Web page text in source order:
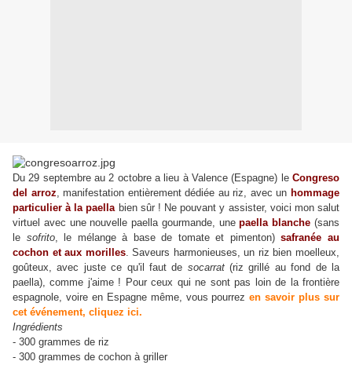
Du 29 septembre au 2 octobre a lieu à Valence (Espagne) le Congreso
del arroz, manifestation entièrement dédiée au riz, avec un hommage
particulier à la paellabien sûr ! Ne pouvant y assister, voici mon salut
virtuel avec une nouvelle paella gourmande, unepaella blanche (sans
le sofrito, le mélange à base de tomate et pimenton)safranée au
cochon et aux morilles. Saveurs harmonieuses, un riz bien moelleux,
goûteux, avec juste ce qu'il faut de socarrat(riz grillé au fond de la
paella), comme j'aime ! Pour ceux qui ne sont pas loin de la frontière
espagnole, voire en Espagne même, vous pourrezen savoir plus sur
cet événement, cliquez ici.
Ingrédients
- 300 grammes de riz
- 300 grammes de cochon à griller